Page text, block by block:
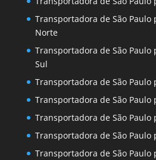
Transportadora de São Paulo
Norte
Transportadora de São Paulo
Sul
Transportadora de São Paulo
Transportadora de São Paulo
Transportadora de São Paulo
Transportadora de São Paulo
Transportadora de São Paulo